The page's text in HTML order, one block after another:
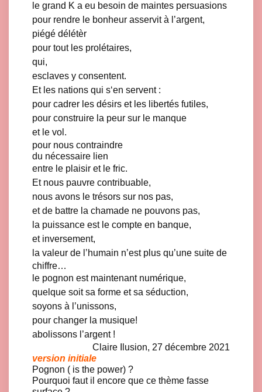
le grand K a eu besoin de maintes persuasions
pour rendre le bonheur asservit à l’argent,
piégé délétèr
pour tout les prolétaires,
qui,
esclaves y consentent.
Et les nations qui s‘en servent :
pour cadrer les désirs et les libertés futiles,
pour construire la peur sur le manque
et le vol.
pour nous contraindre
du nécessaire lien
entre le plaisir et le fric.
Et nous pauvre contribuable,
nous avons le trésors sur nos pas,
et de battre la chamade ne pouvons pas,
la puissance est le compte en banque,
et inversement,
la valeur de l’humain n’est plus qu’une suite de
chiffre…
le pognon est maintenant numérique,
quelque soit sa forme et sa séduction,
soyons à l’unissons,
pour changer la musique!
abolissons l’argent !
Claire Ilusion, 27 décembre 2021
version initiale
Pognon ( is the power) ?
Pourquoi faut il encore que ce thème fasse